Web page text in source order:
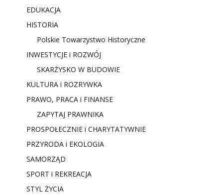
EDUKACJA
HISTORIA
Polskie Towarzystwo Historyczne
INWESTYCJE i ROZWÓJ
SKARŻYSKO W BUDOWIE
KULTURA i ROZRYWKA
PRAWO, PRACA i FINANSE
ZAPYTAJ PRAWNIKA
PROSPOŁECZNIE i CHARYTATYWNIE
PRZYRODA i EKOLOGIA
SAMORZĄD
SPORT i REKREACJA
STYL ŻYCIA